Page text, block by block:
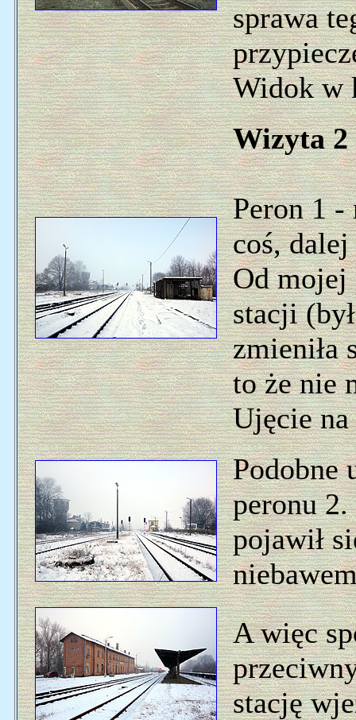
sprawa
Widok w
Wizyta 2
Peron 1 -
coś,
Od mojej
stacji
zmieniła
to że nie
Ujęcie
Podobne
peronu
pojawił
A więc
stację